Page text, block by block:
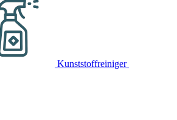
Kunststoffreiniger